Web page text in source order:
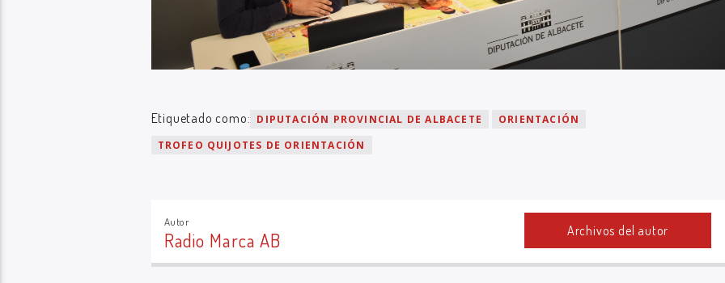
Etiquetado como: DIPUTACIÓN PROVINCIAL DE ALBACETE
ORIENTACIÓN
TROFEO QUIJOTES DE ORIENTACIÓN
Autor
Radio Marca AB Archivos del autor